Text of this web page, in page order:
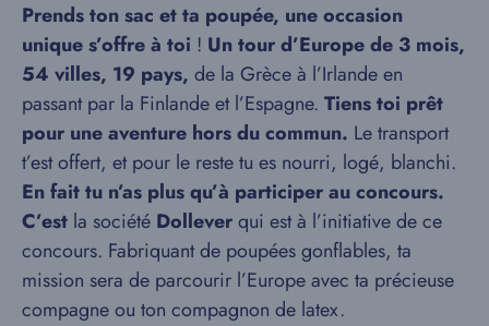
Prends ton sac et ta poupée, une occasion
unique s’offre à toi ! Un tour d’Europe de 3 mois,
54 villes, 19 pays, de la Grèce à l’Irlande en
passant par la Finlande et l’Espagne. Tiens toi prêt
pour une aventure hors du commun. Le transport
t’est offert, et pour le reste tu es nourri, logé, blanchi.
En fait tu n’as plus qu’à participer au concours.
C’est la société Dolleverqui est à l’initiative de ce
concours. Fabriquant de poupées gonflables, ta
mission sera de parcourir l’Europe avec ta précieuse
compagne ou ton compagnon de latex.